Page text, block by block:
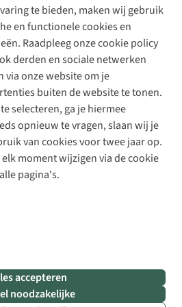
te bieden, maken wij gebruik
en functionele cookies en
Raadpleeg onze cookie policy
derden en sociale netwerken
via onze website om je
buiten de website te tonen.
selecteren, ga je hiermee
opnieuw te vragen, slaan wij je
van cookies voor twee jaar op.
moment wijzigen via de cookie
pagina's.
accepteren
noodzakelijke
Follow us
Algemene voorwaarden
Cookie Policy